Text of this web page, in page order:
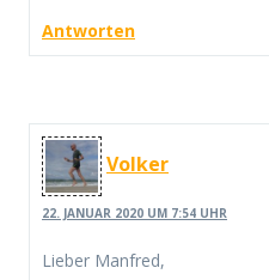
Antworten
Volker
22. JANUAR 2020 UM 7:54 UHR
Lieber Manfred,